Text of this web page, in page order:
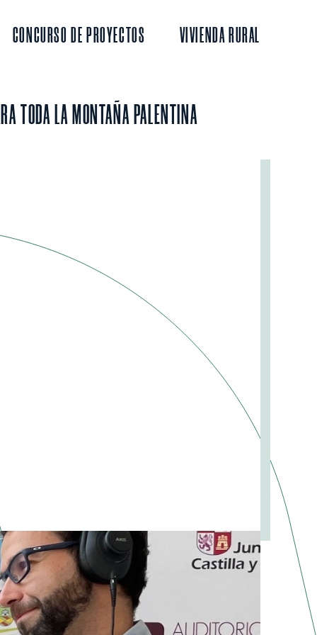
CONCURSO DE PROYECTOS VIVIENDA RURAL
TODA LA MONTAÑA PALENTINA
UN VIVERO DE